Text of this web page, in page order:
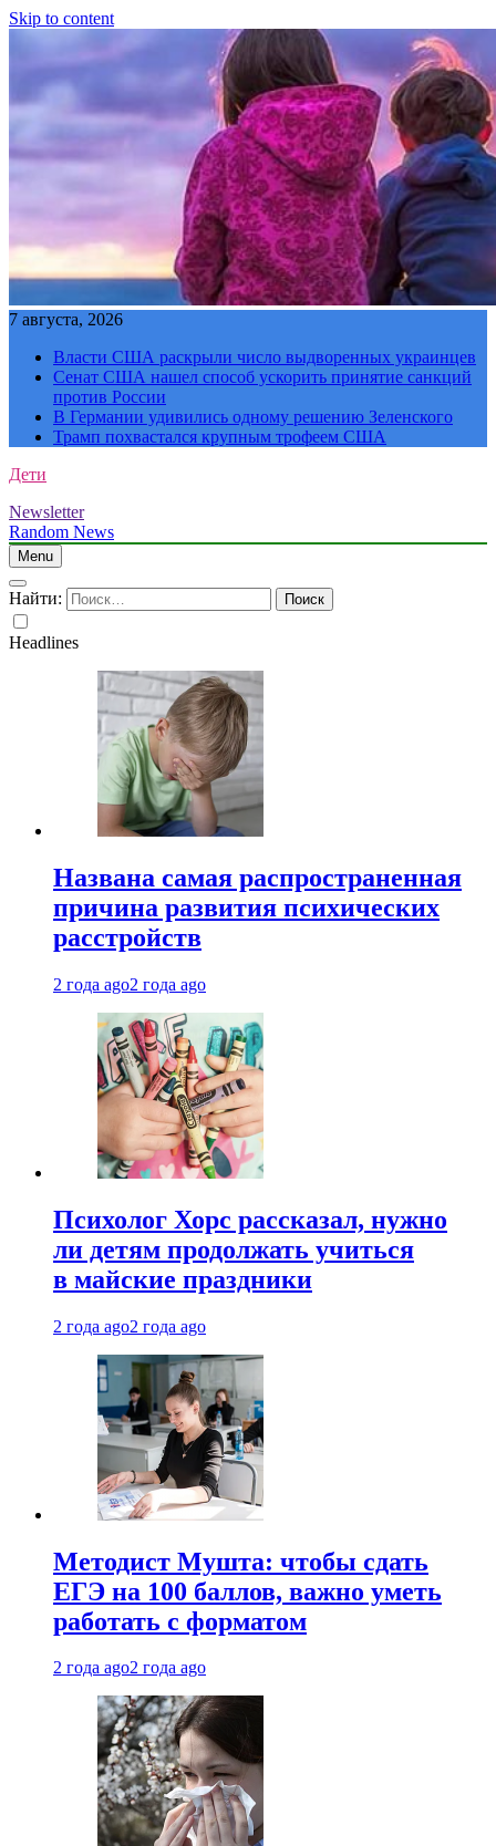
Skip to content
7 августа, 2026
Власти США раскрыли число выдворенных украинцев
Сенат США нашел способ ускорить принятие санкций
против России
В Германии удивились одному решению Зеленского
Трамп похвастался крупным трофеем США
Дети
Newsletter
Random News
Menu
Найти:
Headlines
Названа самая распространенная
причина развития психических
расстройств
2 года ago2 года ago
Психолог Хорс рассказал, нужно
ли детям продолжать учиться
в майские праздники
2 года ago2 года ago
Методист Мушта: чтобы сдать
ЕГЭ на 100 баллов, важно уметь
работать с форматом
2 года ago2 года ago